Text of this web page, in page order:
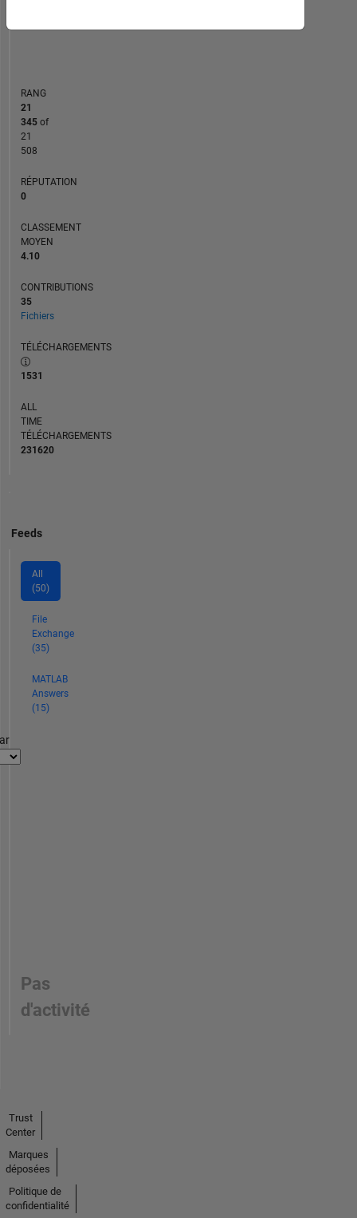
RANG
21
345of
21
508
RÉPUTATION
0
CLASSEMENT
MOYEN
4.10
CONTRIBUTIONS
35
Fichiers
TÉLÉCHARGEMENTS
1531
ALL
TIME
TÉLÉCHARGEMENTS
231620
Feeds
All
(50)
File
Exchange
(35)
MATLAB
Answers
(15)
Pas
d'activité
Trust
Center
Marques
déposées
Politique de
confidentialité